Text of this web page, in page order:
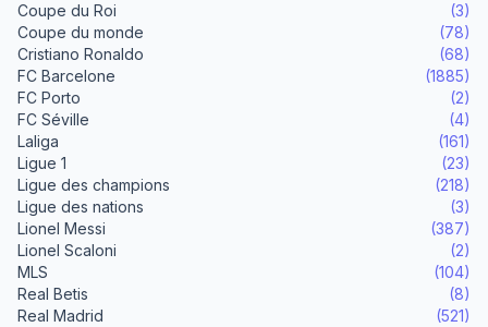
Coupe du Roi
(3)
Coupe du monde
(78)
Cristiano Ronaldo
(68)
FC Barcelone
(1885)
FC Porto
(2)
FC Séville
(4)
Laliga
(161)
Ligue 1
(23)
Ligue des champions
(218)
Ligue des nations
(3)
Lionel Messi
(387)
Lionel Scaloni
(2)
MLS
(104)
Real Betis
(8)
Real Madrid
(521)